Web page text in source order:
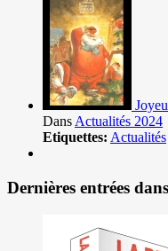
Dans Actualités 2024
Etiquettes: Actualités
Dernières entrées